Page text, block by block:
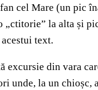
cel Mare (un pic
la alta și
text.
din vara
la un chioșc,